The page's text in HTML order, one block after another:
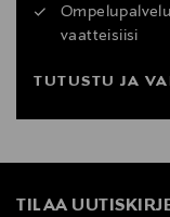
vaatteisiisi
TUTUSTU JA
TILAA